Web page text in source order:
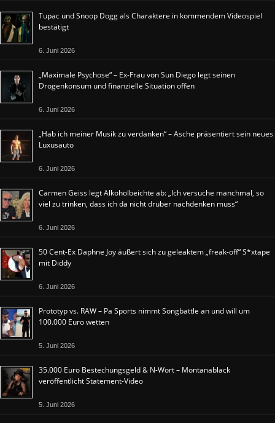
Tupac und Snoop Dogg als Charaktere in kommendem Videospiel
bestätigt
6. Juni 2026
„Maximale Psychose“ – Ex-Frau von Sun Diego legt seinen
Drogenkonsum und finanzielle Situation offen
6. Juni 2026
„Hab ich meiner Musik zu verdanken“ – Asche präsentiert sein neues
Luxusauto
6. Juni 2026
Carmen Geiss legt Alkoholbeichte ab: „Ich versuche manchmal, so
viel zu trinken, dass ich da nicht drüber nachdenken muss“
6. Juni 2026
50 Cent-Ex Daphne Joy äußert sich zu geleaktem „freak-off“ S*xtape
mit Diddy
6. Juni 2026
Prototyp vs. RAW – Pa Sports nimmt Songbattle an und will um
100.000 Euro wetten
5. Juni 2026
35.000 Euro Bestechungsgeld & N-Wort – Montanablack
veröffentlicht Statement-Video
5. Juni 2026